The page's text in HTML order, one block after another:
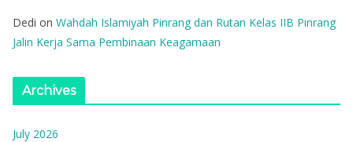
Dedi on Wahdah Islamiyah Pinrang dan Rutan Kelas IIB Pinrang
Jalin Kerja Sama Pembinaan Keagamaan
Archives
July 2026